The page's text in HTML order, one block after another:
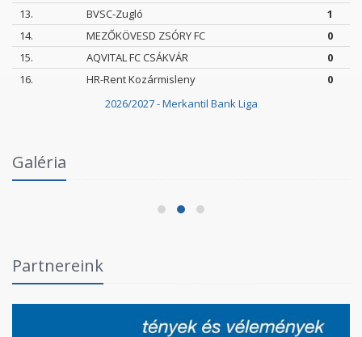
2026/2027 - Merkantil Bank Liga
13.
BVSC-Zugló
1
14.
MEZŐKÖVESD ZSÓRY FC
0
15.
AQVITAL FC CSÁKVÁR
0
16.
HR-Rent Kozármisleny 0
Galéria
Fórumban
2026.06.03.
Partnereink